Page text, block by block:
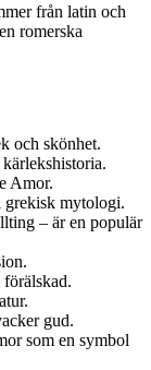
från latin och
romerska
och skönhet.
Amor.
grekisk mytologi.
– är en populär
gud.
som en symbol